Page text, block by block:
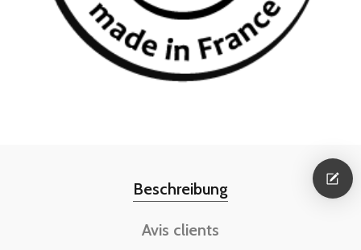
Beschreibung
Avis clients